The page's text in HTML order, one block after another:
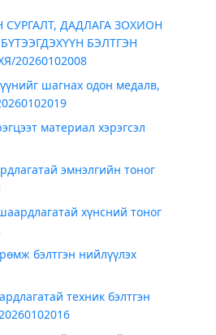
ДАДЛАГА ЗОХИОН
БЭЛТГЭН
20260102008
шагнах одон медалв,
материал хэрэгсэл
эмнэлгийн тоног
хүнсний тоног
бэлтгэн нийлүүлэх
техник бэлтгэн